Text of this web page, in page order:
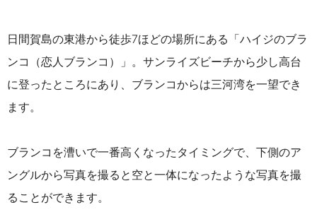
日間賀島の東港から徒歩7ほどの場所にある「ハイジのブラ
ンコ（恋人ブランコ）」。サンライズビーチから少し高台
に登ったところにあり、ブランコからは三河湾を一望でき
ます。
ブランコを漕いで一番高くなったタイミングで、下側のア
ングルから写真を撮ると空と一体になったような写真を撮
ることができます。